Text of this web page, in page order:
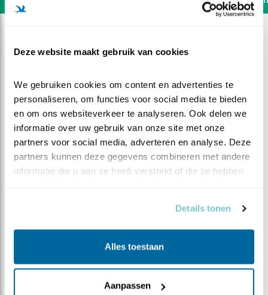
Deze website maakt gebruik van cookies
We gebruiken cookies om content en advertenties te
personaliseren, om functies voor social media te bieden
en om ons websiteverkeer te analyseren. Ook delen we
informatie over uw gebruik van onze site met onze
partners voor social media, adverteren en analyse. Deze
partners kunnen deze gegevens combineren met andere
informatie die u aan ze heeft verstrekt of die ze hebben
Details tonen
Alles toestaan
Aanpassen
HannahK | Geplaatst op 26 mei 2025, 22:44 |
Vind ik
Bewaar dit filmpje|
242x